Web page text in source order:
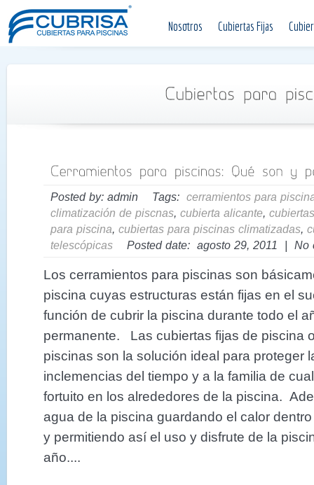
Nosotros Cubiertas Fijas
Posted by: admin Tags: cerramientos para
climatización de piscnas, cubierta alicante,
para piscina, cubiertas para piscinas climatizadas,
telescópicas Posted date: agosto 29, 2011 | No
Los cerramientos para piscinas son
piscina cuyas estructuras están fijas en el
función de cubrir la piscina durante todo el
permanente. Las cubiertas fijas de piscina
piscinas son la solución ideal para proteger
inclemencias del tiempo y a la familia de
fortuito en los alrededores de la piscina.
agua de la piscina guardando el calor
y permitiendo así el uso y disfrute de la
año....